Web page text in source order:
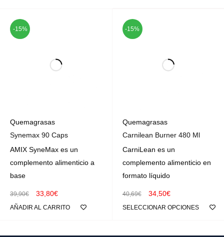
-15%
Quemagrasas
Synemax 90 Caps
AMIX SyneMax es un
complemento alimenticio a
base
39,90€ 33,80€
AÑADIR AL CARRITO
-15%
Quemagrasas
Carnilean Burner 480 Ml
CarniLean es un
complemento alimenticio en
formato líquido
40,69€ 34,50€
SELECCIONAR OPCIONES